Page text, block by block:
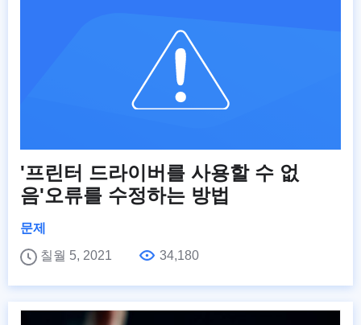
'프린터 드라이버를 사용할 수 없
음'오류를 수정하는 방법
문제
칠월 5, 2021
34,180